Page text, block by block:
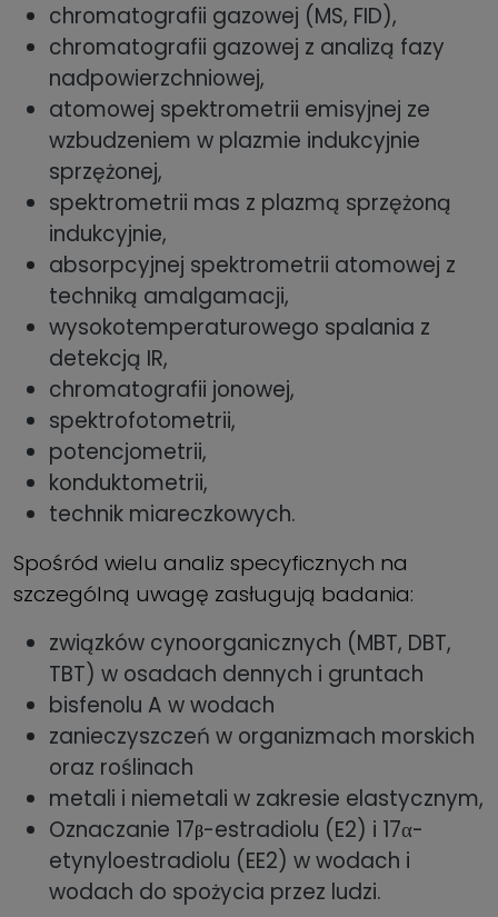
chromatografii gazowej (MS, FID),
chromatografii gazowej z analizą fazy
nadpowierzchniowej,
atomowej spektrometrii emisyjnej ze
wzbudzeniem w plazmie indukcyjnie
sprzężonej,
spektrometrii mas z plazmą sprzężoną
indukcyjnie,
absorpcyjnej spektrometrii atomowej z
techniką amalgamacji,
wysokotemperaturowego spalania z
detekcją IR,
chromatografii jonowej,
spektrofotometrii,
potencjometrii,
konduktometrii,
technik miareczkowych.
Spośród wielu analiz specyficznych na
szczególną uwagę zasługują badania:
związków cynoorganicznych (MBT, DBT,
TBT) w osadach dennych i gruntach
bisfenolu A w wodach
zanieczyszczeń w organizmach morskich
oraz roślinach
metali i niemetali w zakresie elastycznym,
Oznaczanie 17β-estradiolu (E2) i 17α-
etynyloestradiolu (EE2) w wodach i
wodach do spożycia przez ludzi.